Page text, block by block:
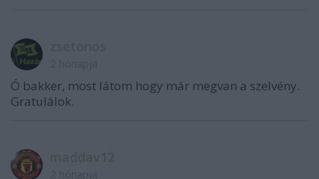
Ó bakker, most látom hogy már megvan a szelvény.
Gratulálok.